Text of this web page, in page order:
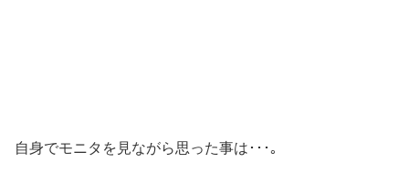
自身でモニタを見ながら思った事は･･･｡